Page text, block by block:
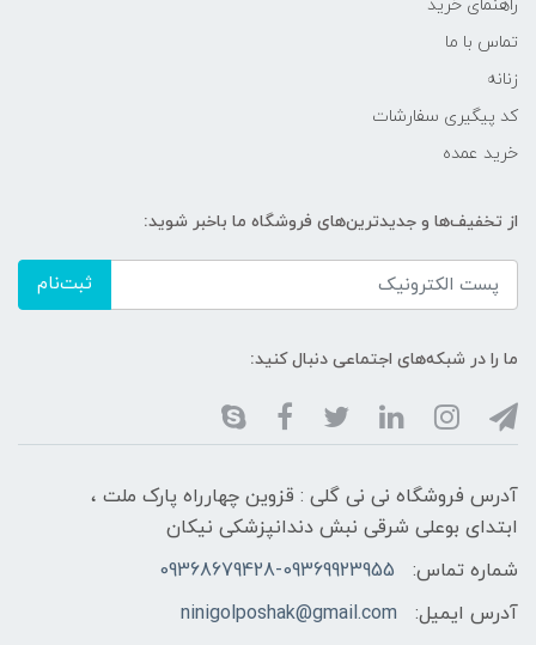
راهنمای خرید
تماس با ما
زنانه
کد پیگیری سفارشات
خرید عمده
از تخفیف‌ها و جدیدترین‌های فروشگاه ما باخبر شوید:
ثبت‌نام
ما را در شبکه‌های اجتماعی دنبال کنید:
آدرس فروشگاه نی نی گلی : قزوین چهارراه پارک ملت ،
ابتدای بوعلی شرقی نبش دندانپزشکی نیکان
شماره تماس:
09368679428-09369923955
آدرس ایمیل:
ninigolposhak@gmail.com